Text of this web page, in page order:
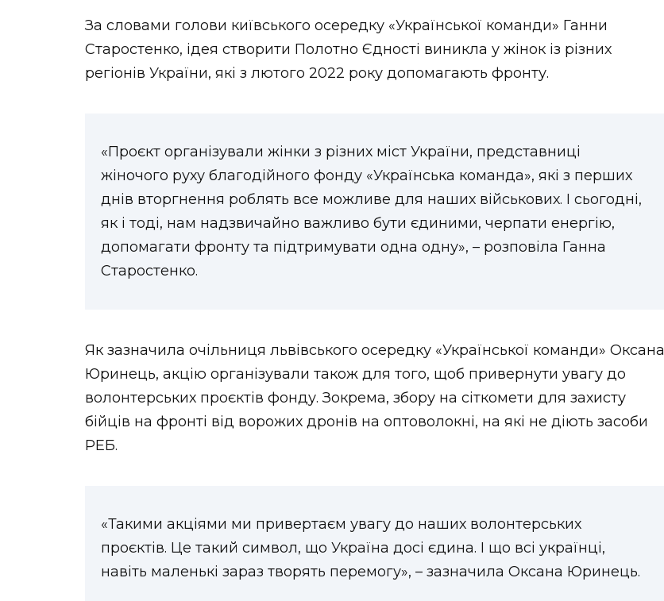
За словами голови київського осередку «Української команди» Ганни
Старостенко, ідея створити Полотно Єдності виникла у жінок із різних
регіонів України, які з лютого 2022 року допомагають фронту.
«Проєкт організували жінки з різних міст України, представниці
жіночого руху благодійного фонду «Українська команда», які з перших
днів вторгнення роблять все можливе для наших військових. І сьогодні,
як і тоді, нам надзвичайно важливо бути єдиними, черпати енергію,
допомагати фронту та підтримувати одна одну», – розповіла Ганна
Старостенко.
Як зазначила очільниця львівського осередку «Української команди» Оксана
Юринець, акцію організували також для того, щоб привернути увагу до
волонтерських проєктів фонду. Зокрема, збору на сіткомети для захисту
бійців на фронті від ворожих дронів на оптоволокні, на які не діють засоби
РЕБ.
«Такими акціями ми привертаєм увагу до наших волонтерських
проєктів. Це такий символ, що Україна досі єдина. І що всі українці,
навіть маленькі зараз творять перемогу», – зазначила Оксана Юринець.